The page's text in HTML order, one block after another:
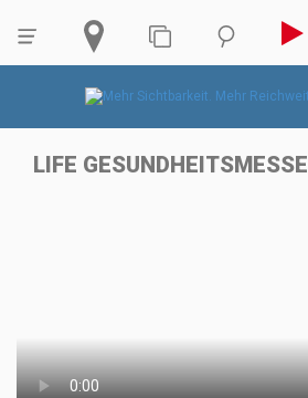
LIFE GESUNDHEITSMESSE